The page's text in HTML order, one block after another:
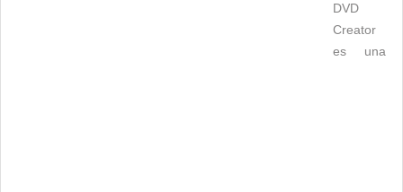
DVD
Creator
es una